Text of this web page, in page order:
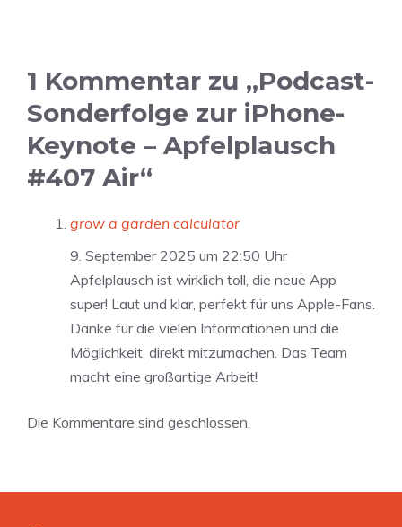
1 Kommentar zu „Podcast-
Sonderfolge zur iPhone-
Keynote – Apfelplausch
#407 Air“
grow a garden calculator
9. September 2025 um 22:50 Uhr
Apfelplausch ist wirklich toll, die neue App
super! Laut und klar, perfekt für uns Apple-Fans.
Danke für die vielen Informationen und die
Möglichkeit, direkt mitzumachen. Das Team
macht eine großartige Arbeit!
Die Kommentare sind geschlossen.